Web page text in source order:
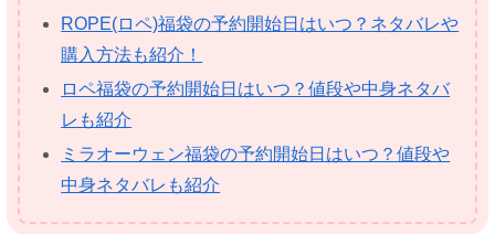
ROPE(ロペ)福袋の予約開始日はいつ？ネタバレや
購入方法も紹介！
ロペ福袋の予約開始日はいつ？値段や中身ネタバ
レも紹介
ミラオーウェン福袋の予約開始日はいつ？値段や
中身ネタバレも紹介